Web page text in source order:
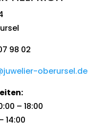
98 02
oberursel.de
– 18:00
14:00